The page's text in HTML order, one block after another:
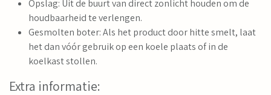
Opslag: Uit de buurt van direct zonlicht houden om de
houdbaarheid te verlengen.
Gesmolten boter: Als het product door hitte smelt, laat
het dan vóór gebruik op een koele plaats of in de
koelkast stollen.
Extra informatie: